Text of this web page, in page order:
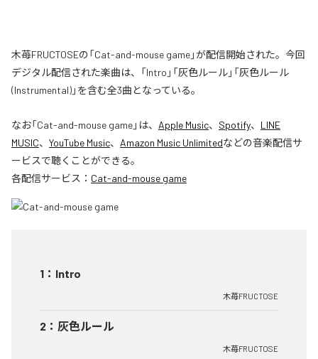
木苺FRUCTOSEの「Cat-and-mouse game」が配信開始された。今回
デジタル配信された楽曲は、「Intro」「灰色ルール」「灰色ルール
(Instrumental)」を含む全3曲となっている。
なお「Cat-and-mouse game」は、 Apple Music、 Spotify、 LINE
MUSIC、 YouTube Music、 Amazon Music Unlimitedなどの音楽配信サ
ービスで聴くことができる。
各配信サービス： Cat-and-mouse game
1 ： Intro
木苺FRUCTOSE
2 ： 灰色ルール
木苺FRUCTOSE